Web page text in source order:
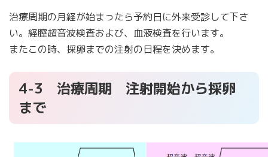
治療周期の月経が始まったら予約日に外来受診して下さ
い。経膣超音波検査および、血液検査を行います。
またこの時、採卵までの注射の日程を決めます。
4-3 治療周期 注射開始から採卵
まで